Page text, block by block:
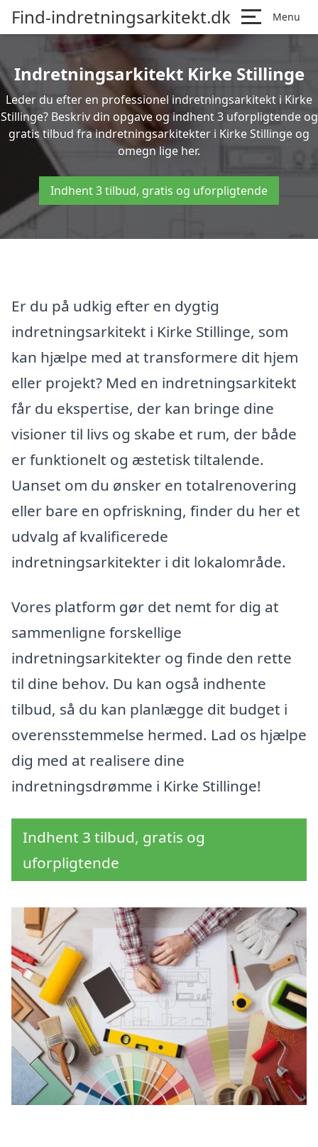
Find-indretningsarkitekt.dk Menu
Indretningsarkitekt Kirke Stillinge
Leder du efter en professionel indretningsarkitekt i Kirke
Stillinge? Beskriv din opgave og indhent 3 uforpligtende og
gratis tilbud fra indretningsarkitekter i Kirke Stillinge og
omegn lige her.
Indhent 3 tilbud, gratis og uforpligtende
Er du på udkig efter en dygtig
indretningsarkitekt i Kirke Stillinge, som
kan hjælpe med at transformere dit hjem
eller projekt? Med en indretningsarkitekt
får du ekspertise, der kan bringe dine
visioner til livs og skabe et rum, der både
er funktionelt og æstetisk tiltalende.
Uanset om du ønsker en totalrenovering
eller bare en opfriskning, finder du her et
udvalg af kvalificerede
indretningsarkitekter i dit lokalområde.
Vores platform gør det nemt for dig at
sammenligne forskellige
indretningsarkitekter og finde den rette
til dine behov. Du kan også indhente
tilbud, så du kan planlægge dit budget i
overensstemmelse hermed. Lad os hjælpe
dig med at realisere dine
indretningsdrømme i Kirke Stillinge!
Indhent 3 tilbud, gratis og
uforpligtende